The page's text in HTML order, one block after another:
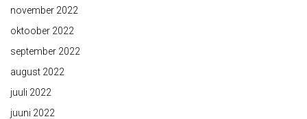
november 2022
oktoober 2022
september 2022
august 2022
juuli 2022
juuni 2022